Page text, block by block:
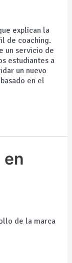
explican la
de coaching.
un servicio de
estudiantes a
un nuevo
en el
en
de la marca